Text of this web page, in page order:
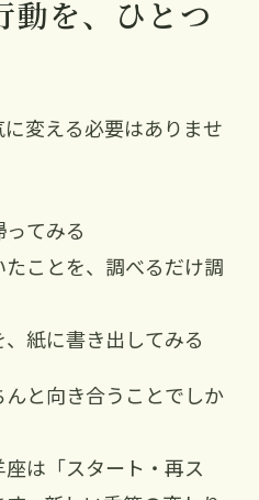
動を、ひとつ
変える必要はありませ
てみる
ことを、調べるだけ調
紙に書き出してみる
と向き合うことでしか
は「スタート・再ス